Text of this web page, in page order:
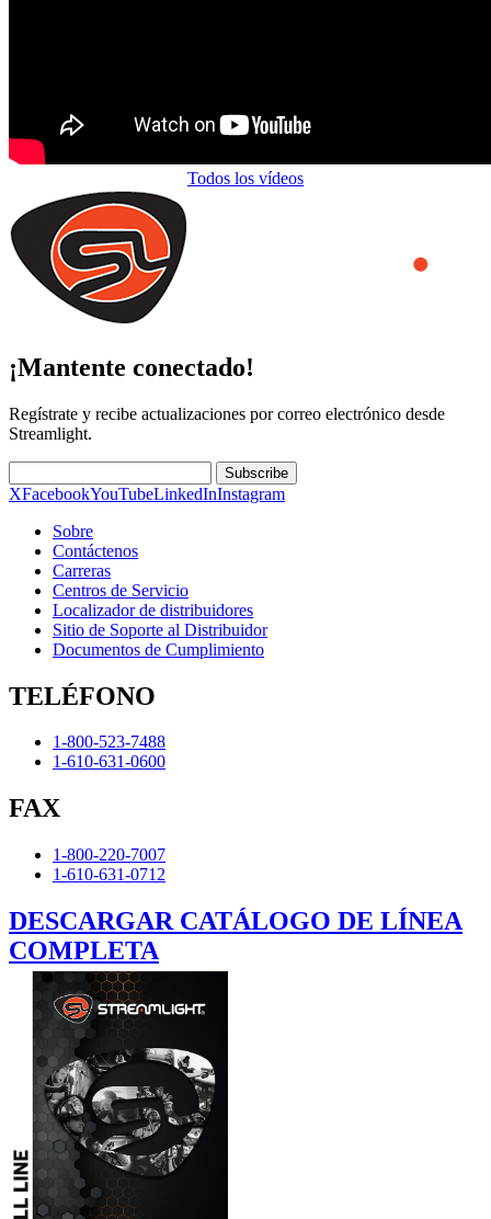
Todos los vídeos
¡Mantente conectado!
Regístrate y recibe actualizaciones por correo electrónico desde
Streamlight.
Subscribe
XFacebookYouTubeLinkedInInstagram
Sobre
Contáctenos
Carreras
Centros de Servicio
Localizador de distribuidores
Sitio de Soporte al Distribuidor
Documentos de Cumplimiento
TELÉFONO
1-800-523-7488
1-610-631-0600
FAX
1-800-220-7007
1-610-631-0712
DESCARGAR CATÁLOGO DE LÍNEA
COMPLETA